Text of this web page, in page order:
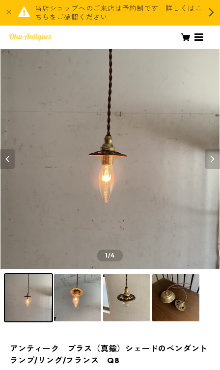
当店ショップへのご来店は予約制です 詳しくはこ
ちらをご確認ください
1/4
アンティーク ブラス（真鍮）シェードのペンダント
ランプ/リング/フランス Q8